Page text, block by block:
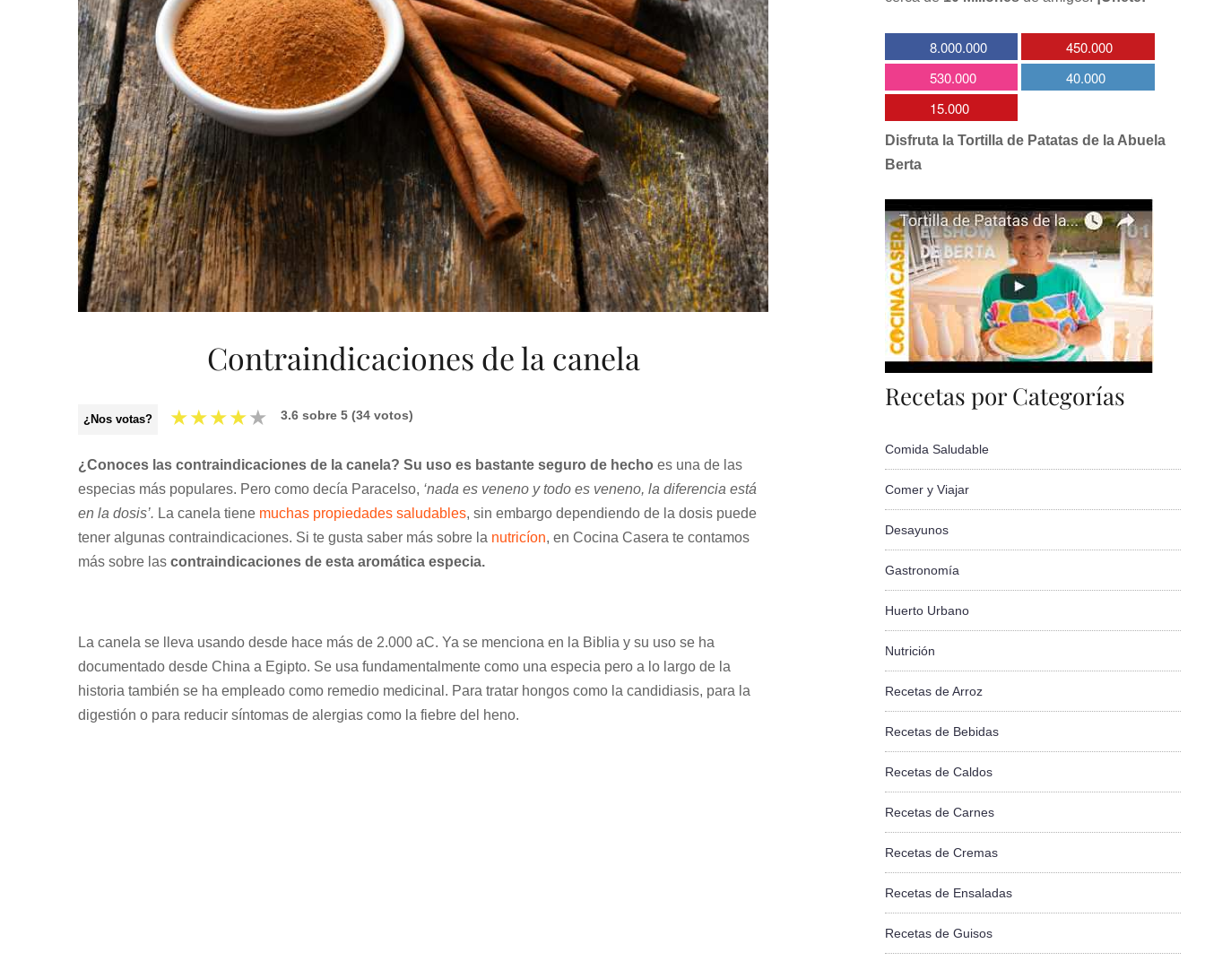
Contraindicaciones de la canela
¿Nos votas? ★★★★★ 3.6 sobre 5 (34 votos)
¿Conoces las contraindicaciones de la canela? Su uso es bastante seguro de hecho es una de las
especias más populares. Pero como decía Paracelso, ‘nada es veneno y todo es veneno, la diferencia está
en la dosis’. La canela tiene muchas propiedades saludables, sin embargo dependiendo de la dosis puede
tener algunas contraindicaciones. Si te gusta saber más sobre la nutricíon, en Cocina Casera te contamos
más sobre las contraindicaciones de esta aromática especia.
La canela se lleva usando desde hace más de 2.000 aC. Ya se menciona en la Biblia y su uso se ha
documentado desde China a Egipto. Se usa fundamentalmente como una especia pero a lo largo de la
historia también se ha empleado como remedio medicinal. Para tratar hongos como la candidiasis, para la
digestión o para reducir síntomas de alergias como la fiebre del heno.
8.000.000
450.000
530.000
40.000
15.000
Disfruta la Tortilla de Patatas de la Abuela
Berta
Recetas por Categorías
Comida Saludable
Comer y Viajar
Desayunos
Gastronomía
Huerto Urbano
Nutrición
Recetas de Arroz
Recetas de Bebidas
Recetas de Caldos
Recetas de Carnes
Recetas de Cremas
Recetas de Ensaladas
Recetas de Guisos